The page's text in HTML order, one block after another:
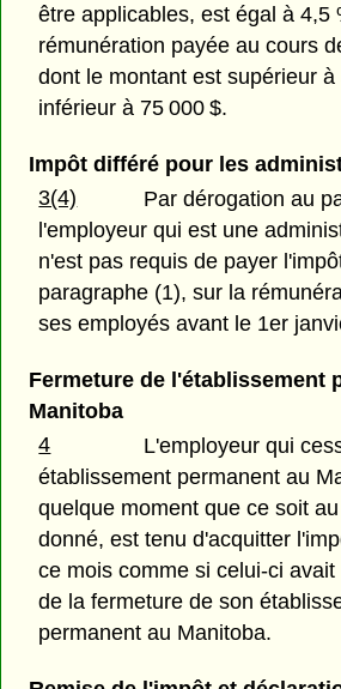
être applicables, est égal à 4,5
rémunération payée au cours
dont le montant est supérieur à
inférieur à 75 000 $.
Impôt différé pour les
3(4)
Par dérogation au
l'employeur qui est une
n'est pas requis de payer
paragraphe (1), sur la
ses employés avant le 1er
Fermeture de l'établissement
Manitoba
4
L'employeur qui
établissement permanent au
quelque moment que ce soit
donné, est tenu d'acquitter
ce mois comme si celui-ci
de la fermeture de son
permanent au Manitoba.